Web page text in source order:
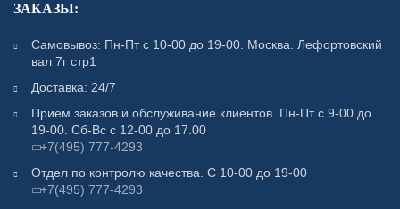
ЗАКАЗЫ:
Самовывоз: Пн-Пт с 10-00 до 19-00. Москва. Лефортовский
вал 7г стр1
Доставка: 24/7
Прием заказов и обслуживание клиентов. Пн-Пт с 9-00 до
19-00. Сб-Вс с 12-00 до 17.00
+7(495) 777-4293
Отдел по контролю качества. С 10-00 до 19-00
+7(495) 777-4293